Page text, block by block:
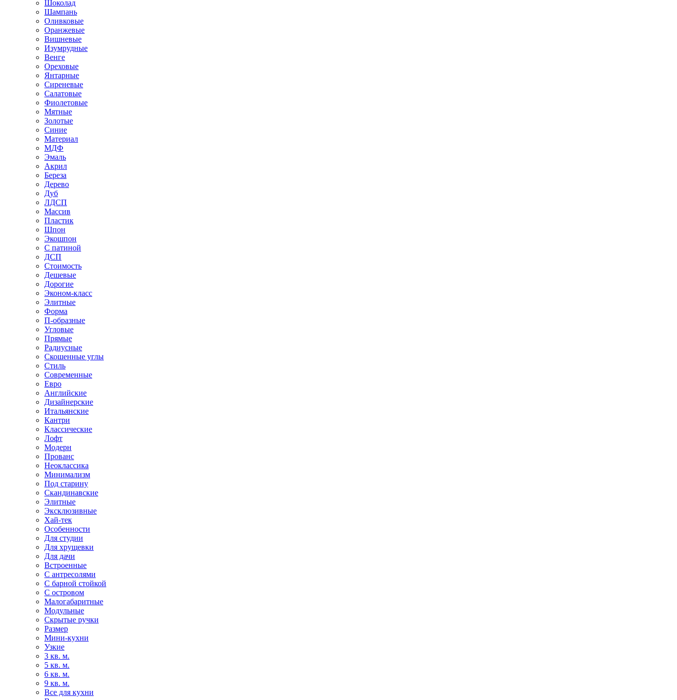
Шоколад
Шампань
Оливковые
Оранжевые
Вишневые
Изумрудные
Венге
Ореховые
Янтарные
Сиреневые
Салатовые
Фиолетовые
Мятные
Золотые
Синие
Материал
МДФ
Эмаль
Акрил
Береза
Дерево
Дуб
ЛДСП
Массив
Пластик
Шпон
Экошпон
С патиной
ДСП
Стоимость
Дешевые
Дорогие
Эконом-класс
Элитные
Форма
П-образные
Угловые
Прямые
Радиусные
Скошенные углы
Стиль
Современные
Евро
Английские
Дизайнерские
Итальянские
Кантри
Классические
Лофт
Модерн
Прованс
Неоклассика
Минимализм
Под старину
Скандинавские
Элитные
Эксклюзивные
Хай-тек
Особенности
Для студии
Для хрущевки
Для дачи
Встроенные
С антресолями
С барной стойкой
С островом
Малогабаритные
Модульные
Скрытые ручки
Размер
Мини-кухни
Узкие
3 кв. м.
5 кв. м.
6 кв. м.
9 кв. м.
Все для кухни